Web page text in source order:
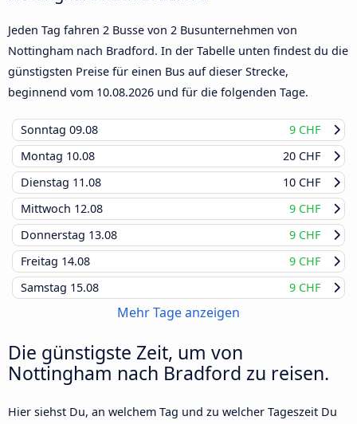
Jeden Tag fahren 2 Busse von 2 Busunternehmen von
Nottingham nach Bradford. In der Tabelle unten findest du die
günstigsten Preise für einen Bus auf dieser Strecke,
beginnend vom 10.08.2026 und für die folgenden Tage.
Sonntag 09.08
9 CHF
Montag 10.08
20 CHF
Dienstag 11.08
10 CHF
Mittwoch 12.08
9 CHF
Donnerstag 13.08
9 CHF
Freitag 14.08
9 CHF
Samstag 15.08 9 CHF
Mehr Tage anzeigen
Die günstigste Zeit, um von
Nottingham nach Bradford zu reisen.
Hier siehst Du, an welchem Tag und zu welcher Tageszeit Du